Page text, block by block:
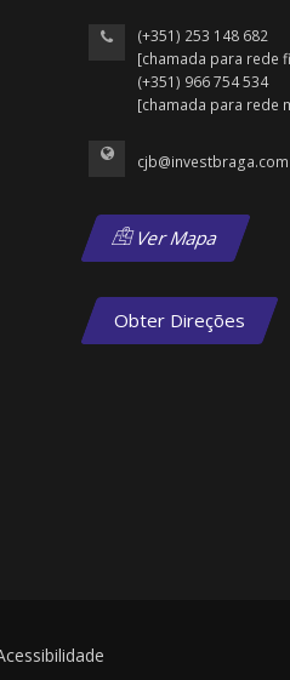
(+351) 253 148 682
[chamada para rede
(+351) 966 754 534
[chamada para rede
cjb@investbraga.com
Ver Mapa
Obter Direções